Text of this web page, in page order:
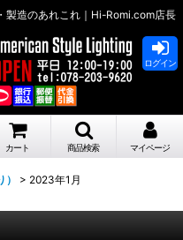
製造のあれこれ｜Hi-Romi.com店長
ログイン
カート 商品検索 マイページ
> 2023年1月